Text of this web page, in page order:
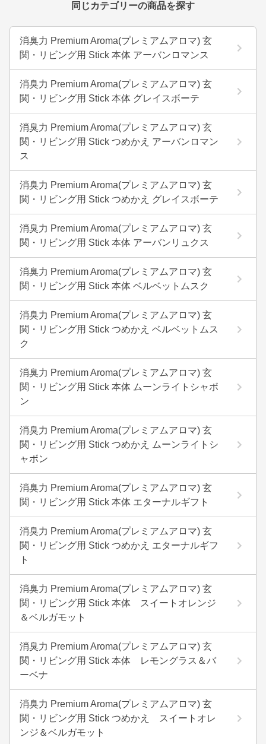
同じカテゴリーの商品を探す
消臭力 Premium Aroma(プレミアムアロマ) 玄
関・リビング用 Stick 本体 アーバンロマンス
消臭力 Premium Aroma(プレミアムアロマ) 玄
関・リビング用 Stick 本体 グレイスボーテ
消臭力 Premium Aroma(プレミアムアロマ) 玄
関・リビング用 Stick つめかえ アーバンロマン
ス
消臭力 Premium Aroma(プレミアムアロマ) 玄
関・リビング用 Stick つめかえ グレイスボーテ
消臭力 Premium Aroma(プレミアムアロマ) 玄
関・リビング用 Stick 本体 アーバンリュクス
消臭力 Premium Aroma(プレミアムアロマ) 玄
関・リビング用 Stick 本体 ベルベットムスク
消臭力 Premium Aroma(プレミアムアロマ) 玄
関・リビング用 Stick つめかえ ベルベットムス
ク
消臭力 Premium Aroma(プレミアムアロマ) 玄
関・リビング用 Stick 本体 ムーンライトシャボ
ン
消臭力 Premium Aroma(プレミアムアロマ) 玄
関・リビング用 Stick つめかえ ムーンライトシ
ャボン
消臭力 Premium Aroma(プレミアムアロマ) 玄
関・リビング用 Stick 本体 エターナルギフト
消臭力 Premium Aroma(プレミアムアロマ) 玄
関・リビング用 Stick つめかえ エターナルギフ
ト
消臭力 Premium Aroma(プレミアムアロマ) 玄
関・リビング用 Stick 本体 スイートオレンジ
＆ベルガモット
消臭力 Premium Aroma(プレミアムアロマ) 玄
関・リビング用 Stick 本体 レモングラス＆バ
ーベナ
消臭力 Premium Aroma(プレミアムアロマ) 玄
関・リビング用 Stick つめかえ スイートオレ
ンジ＆ベルガモット